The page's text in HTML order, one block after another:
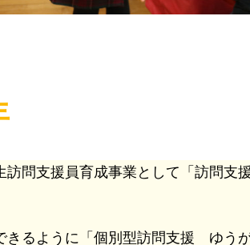
問支援員育成事業として「訪問支
るように「個別型訪問支援 ゆう